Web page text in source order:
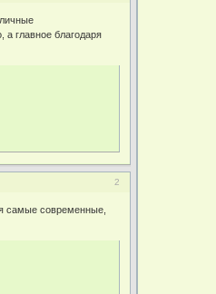
а главное благодаря
2
самые современные,